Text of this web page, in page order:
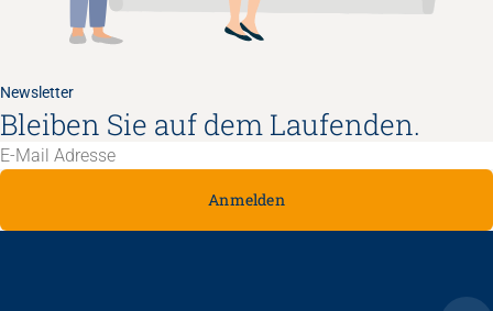
Newsletter
Bleiben Sie auf dem Laufenden.
Anmelden